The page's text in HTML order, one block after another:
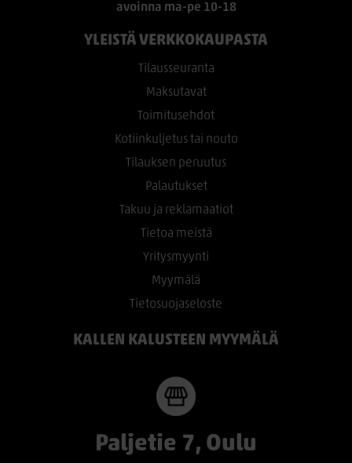
avoinna ma-pe 10-18
YLEISTÄ VERKKOKAUPASTA
Tilausseuranta
Maksutavat
Toimitusehdot
Kotiinkuljetus tai nouto
Tilauksen peruutus
Palautukset
Takuu ja reklamaatiot
Tietoa meistä
Yritysmyynti
Myymälä
Tietosuojaseloste
KALLEN KALUSTEEN MYYMÄLÄ
Paljetie 7, Oulu